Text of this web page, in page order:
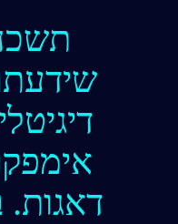
דאגות.